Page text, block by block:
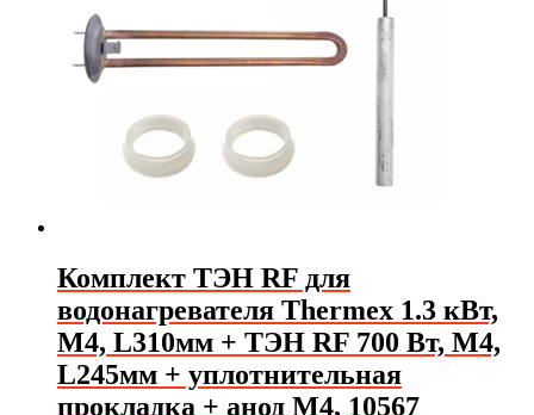
Комплект ТЭН RF для
водонагревателя Thermex 1.3 кВт,
М4, L310мм + ТЭН RF 700 Вт, М4,
L245мм + уплотнительная
прокладка + анод М4, 10567